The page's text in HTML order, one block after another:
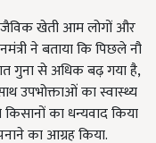
जैविक खेती आम लोगों और
ने बताया कि पिछले नौ
गुना से अधिक बढ़ गया है,
उपभोक्ताओं का स्वास्थ्य
का धन्यवाद किया
का आग्रह किया.